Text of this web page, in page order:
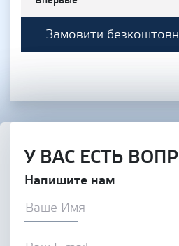
Замовити
У ВАС ЕСТЬ
Напишите нам